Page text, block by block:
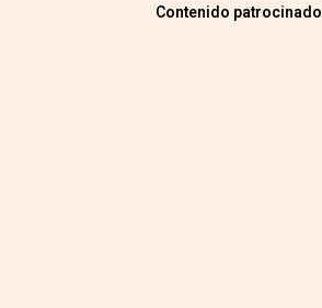
Contenido patrocinado